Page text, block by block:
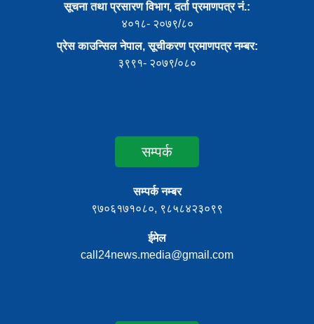
सूचना तथा प्रसारण विभाग, दर्ता प्रमाणपत्र नं.:
४०१८- २०७९/८०
प्रेस काउन्सिल नेपाल, सूचीकरण प्रमाणपत्र नम्बर:
३९९१- २०७९/०८०
सम्पर्क
सम्पर्क नम्बर
९७०६१७१०८०, ९८५८४२३०९९
ईमेल
call24news.media@gmail.com